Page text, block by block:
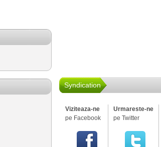
Syndication
Viziteaza-ne
pe Facebook
Urmareste-ne
pe Twitter